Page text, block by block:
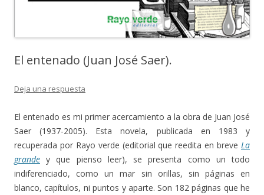
El entenado (Juan José Saer).
Deja una respuesta
El entenado es mi primer acercamiento a la obra de Juan José
Saer (1937-2005). Esta novela, publicada en 1983 y
recuperada por Rayo verde (editorial que reedita en breve La
grande y que pienso leer), se presenta como un todo
indiferenciado, como un mar sin orillas, sin páginas en
blanco, capítulos, ni puntos y aparte. Son 182 páginas que he